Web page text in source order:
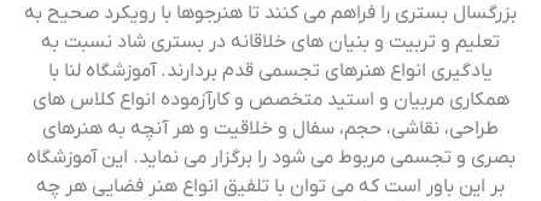
بزرگسال بستری را فراهم می کنند تا هنرجوها با رویکرد صحیح به
تعلیم و تربیت و بنیان های خلاقانه در بستری شاد نسبت به
یادگیری انواع هنرهای تجسمی قدم بردارند. آموزشگاه لنا با
همکاری مربیان و استید متخصص و کارآزموده انواع کلاس های
طراحی، نقاشی، حجم، سفال و خلاقیت و هر آنچه به هنرهای
بصری و تجسمی مربوط می شود را برگزار می نماید. این آموزشگاه
بر این باور است که می توان با تلفیق انواع هنر فضایی هر چه